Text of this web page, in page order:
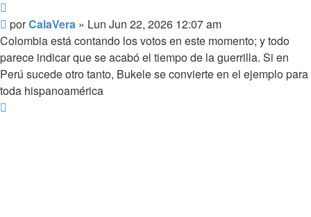
Mensaje
porCalaVera » Lun Jun 22, 2026 12:07 am
Colombia está contando los votos en este momento; y todo
parece indicar que se acabó el tiempo de la guerrilla. Si en
Perú sucede otro tanto, Bukele se convierte en el ejemplo para
toda hispanoamérica